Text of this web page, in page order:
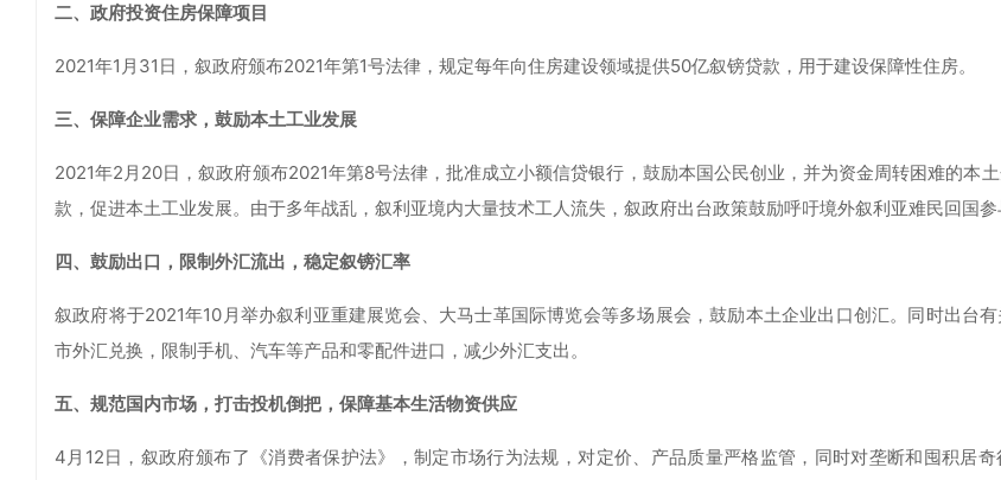
二、政府投资住房保障项目
2021年1月31日，叙政府颁布2021年第1号法律，规定每年向住房建设领域提供50亿叙镑贷款，用于建设保障性住房。
三、保障企业需求，鼓励本土工业发展
2021年2月20日，叙政府颁布2021年第8号法律，批准成立小额信贷银行，鼓励本国公民创业，并为资金周转困难的本
款，促进本土工业发展。由于多年战乱，叙利亚境内大量技术工人流失，叙政府出台政策鼓励呼吁境外叙利亚难民回国参
四、鼓励出口，限制外汇流出，稳定叙镑汇率
叙政府将于2021年10月举办叙利亚重建展览会、大马士革国际博览会等多场展会，鼓励本土企业出口创汇。同时出台
市外汇兑换，限制手机、汽车等产品和零配件进口，减少外汇支出。
五、规范国内市场，打击投机倒把，保障基本生活物资供应
4月12日，叙政府颁布了《消费者保护法》，制定市场行为法规，对定价、产品质量严格监管，同时对垄断和囤积居